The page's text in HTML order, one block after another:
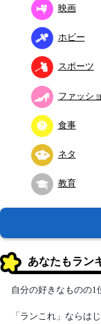
映画
ホビー
スポーツ
ファッシ
食事
ネタ
教育
あなたもラン
自分の好きなものの1
「ランこれ」ならは